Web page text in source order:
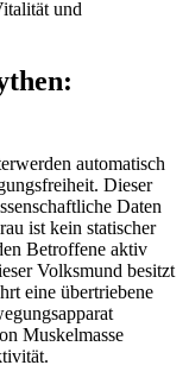
automatisch
Dieser
Daten
ist kein statischer
Betroffene aktiv
Volksmund besitzt
eine übertriebene
Muskelmasse